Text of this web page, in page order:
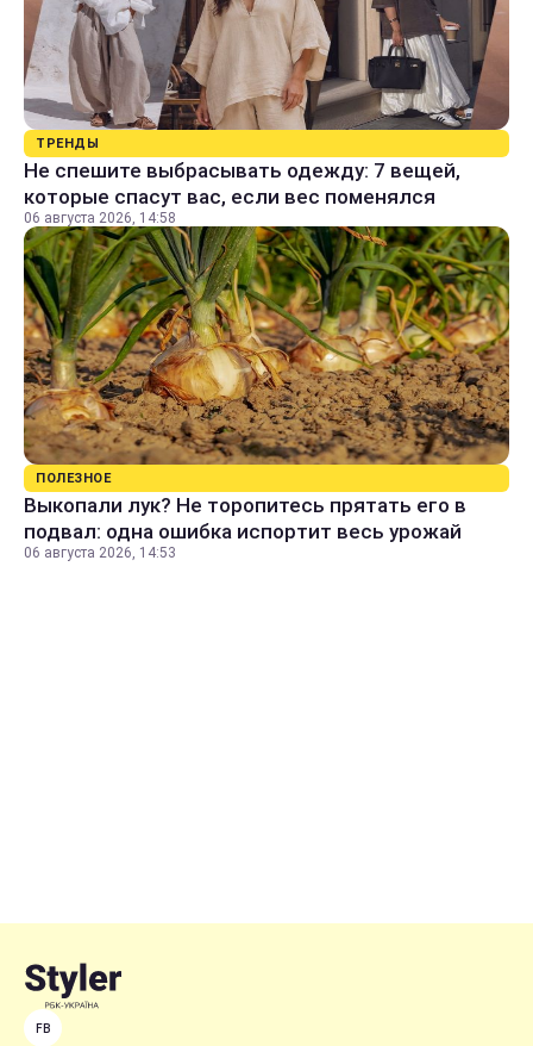
ТРЕНДЫ
Не спешите выбрасывать одежду: 7 вещей,
которые спасут вас, если вес поменялся
06 августа 2026, 14:58
ПОЛЕЗНОЕ
Выкопали лук? Не торопитесь прятать его в
подвал: одна ошибка испортит весь урожай
06 августа 2026, 14:53
FB